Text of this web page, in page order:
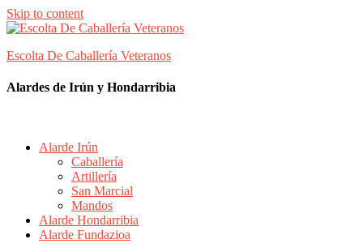
Skip to content
Escolta De Caballería Veteranos
Alardes de Irún y Hondarribia
Alarde Irún
Caballería
Artillería
San Marcial
Mandos
Alarde Hondarribia
Alarde Fundazioa